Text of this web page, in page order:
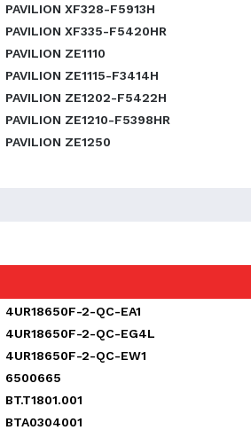
PAVILION XF328-F5913H
PAVILION XF335-F5420HR
PAVILION ZE1110
PAVILION ZE1115-F3414H
PAVILION ZE1202-F5422H
PAVILION ZE1210-F5398HR
PAVILION ZE1250
4UR18650F-2-QC-EA1
4UR18650F-2-QC-EG4L
4UR18650F-2-QC-EW1
6500665
BT.T1801.001
BTA0304001